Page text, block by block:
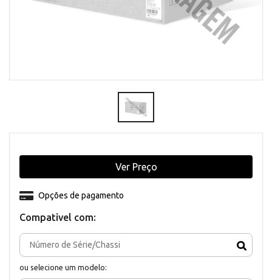
Compativel com:
ou selecione um modelo:
Opções de pagamento
Ver Preço